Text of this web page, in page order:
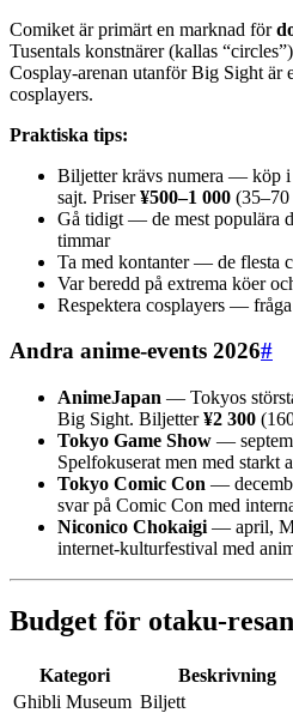
Comiket är primärt en marknad för
Tusentals konstnärer (kallas
Cosplay-arenan utanför Big Sight är
cosplayers.
Praktiska tips:
Biljetter krävs numera — köp
sajt. Priser¥500–1 000
Gå tidigt — de mest populära
timmar
Ta med kontanter — de flesta
Var beredd på extrema köer
Respektera cosplayers —
Andra anime-events 2026#
AnimeJapan — Tokyos
Big Sight. Biljetter¥2 300
Tokyo Game Show —
Spelfokuserat men med starkt
Tokyo Comic Con —
svar på Comic Con med
Niconico Chokaigi — april,
internet-kulturfestival med
Budget för otaku-resan
Kategori Beskrivning
Ghibli Museum Biljett